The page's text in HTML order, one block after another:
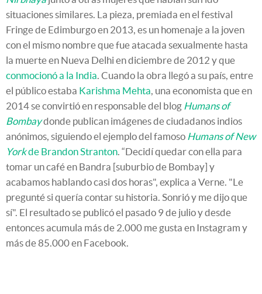
situaciones similares. La pieza, premiada en el festival
Fringe de Edimburgo en 2013, es un homenaje a la joven
con el mismo nombre que fue atacada sexualmente hasta
la muerte en Nueva Delhi en diciembre de 2012 y que
conmocionó a la India. Cuando la obra llegó a su país, entre
el público estaba Karishma Mehta, una economista que en
2014 se convirtió en responsable del blog Humans of
Bombaydonde publican imágenes de ciudadanos indios
anónimos, siguiendo el ejemplo del famoso Humans of New
Yorkde Brandon Stranton. “Decidí quedar con ella para
tomar un café en Bandra [suburbio de Bombay] y
acabamos hablando casi dos horas", explica a Verne. "Le
pregunté si quería contar su historia. Sonrió y me dijo que
sí". El resultado se publicó el pasado 9 de julio y desde
entonces acumula más de 2.000 me gusta en Instagram y
más de 85.000 en Facebook.